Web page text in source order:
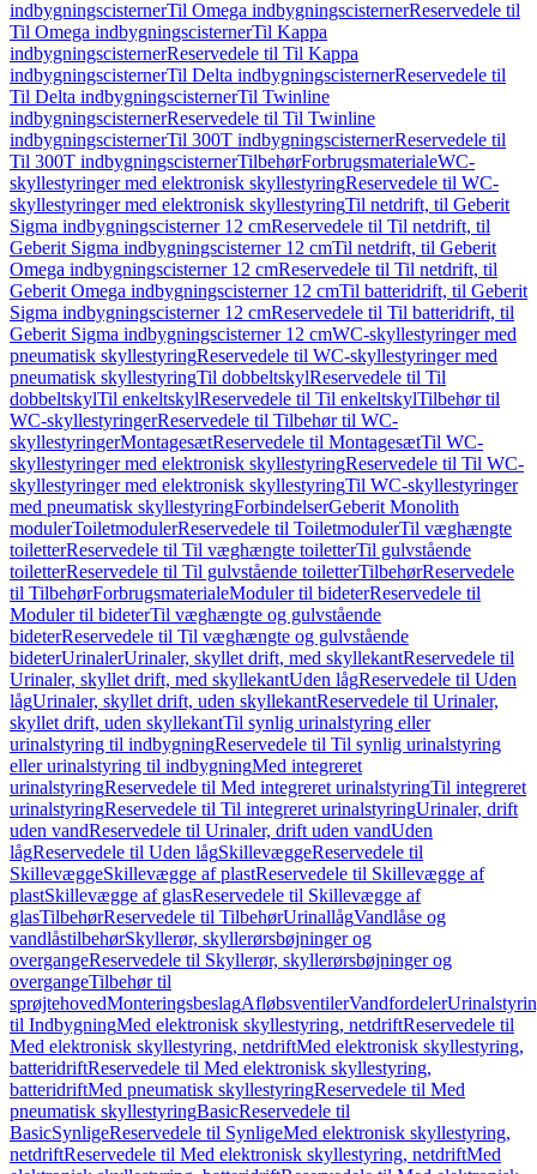
indbygningscisternerTil Omega indbygningscisternerReservedele til
Til Omega indbygningscisternerTil Kappa
indbygningscisternerReservedele til Til Kappa
indbygningscisternerTil Delta indbygningscisternerReservedele til
Til Delta indbygningscisternerTil Twinline
indbygningscisternerReservedele til Til Twinline
indbygningscisternerTil 300T indbygningscisternerReservedele til
Til 300T indbygningscisternerTilbehørForbrugsmaterialeWC-
skyllestyringer med elektronisk skyllestyringReservedele til WC-
skyllestyringer med elektronisk skyllestyringTil netdrift, til Geberit
Sigma indbygningscisterner 12 cmReservedele til Til netdrift, til
Geberit Sigma indbygningscisterner 12 cmTil netdrift, til Geberit
Omega indbygningscisterner 12 cmReservedele til Til netdrift, til
Geberit Omega indbygningscisterner 12 cmTil batteridrift, til Geberit
Sigma indbygningscisterner 12 cmReservedele til Til batteridrift, til
Geberit Sigma indbygningscisterner 12 cmWC-skyllestyringer med
pneumatisk skyllestyringReservedele til WC-skyllestyringer med
pneumatisk skyllestyringTil dobbeltskylReservedele til Til
dobbeltskylTil enkeltskylReservedele til Til enkeltskylTilbehør til
WC-skyllestyringerReservedele til Tilbehør til WC-
skyllestyringerMontagesætReservedele til MontagesætTil WC-
skyllestyringer med elektronisk skyllestyringReservedele til Til WC-
skyllestyringer med elektronisk skyllestyringTil WC-skyllestyringer
med pneumatisk skyllestyringForbindelserGeberit Monolith
modulerToiletmodulerReservedele til ToiletmodulerTil væghængte
toiletterReservedele til Til væghængte toiletterTil gulvstående
toiletterReservedele til Til gulvstående toiletterTilbehørReservedele
til TilbehørForbrugsmaterialeModuler til bideterReservedele til
Moduler til bideterTil væghængte og gulvstående
bideterReservedele til Til væghængte og gulvstående
bideterUrinalerUrinaler, skyllet drift, med skyllekantReservedele til
Urinaler, skyllet drift, med skyllekantUden lågReservedele til Uden
lågUrinaler, skyllet drift, uden skyllekantReservedele til Urinaler,
skyllet drift, uden skyllekantTil synlig urinalstyring eller
urinalstyring til indbygningReservedele til Til synlig urinalstyring
eller urinalstyring til indbygningMed integreret
urinalstyringReservedele til Med integreret urinalstyringTil integreret
urinalstyringReservedele til Til integreret urinalstyringUrinaler, drift
uden vandReservedele til Urinaler, drift uden vandUden
lågReservedele til Uden lågSkillevæggeReservedele til
SkillevæggeSkillevægge af plastReservedele til Skillevægge af
plastSkillevægge af glasReservedele til Skillevægge af
glasTilbehørReservedele til TilbehørUrinallågVandlåse og
vandlåstilbehørSkyllerør, skyllerørsbøjninger og
overgangeReservedele til Skyllerør, skyllerørsbøjninger og
overgangeTilbehør til
sprøjtehovedMonteringsbeslagAfløbsventilerVandfordeler
til IndbygningMed elektronisk skyllestyring, netdriftReservedele til
Med elektronisk skyllestyring, netdriftMed elektronisk skyllestyring,
batteridriftReservedele til Med elektronisk skyllestyring,
batteridriftMed pneumatisk skyllestyringReservedele til Med
pneumatisk skyllestyringBasicReservedele til
BasicSynligeReservedele til SynligeMed elektronisk skyllestyring,
netdriftReservedele til Med elektronisk skyllestyring, netdriftMed